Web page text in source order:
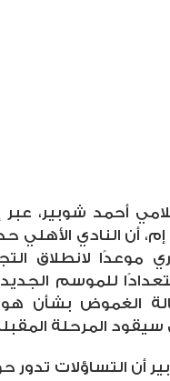
أحمد شوبير، عبر
موعدًا لانطلاق
للموسم
الغموض بشأن
سيقود المرحلة
أن التساؤلات تدور